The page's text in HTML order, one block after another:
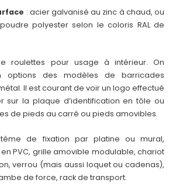
: acier galvanisé au zinc à chaud, ou
polyester selon le coloris RAL de
roulettes pour usage à intérieur. On
options des modèles de barricades
Il est courant de voir un logo effectué
sur la plaque d’identification en tôle ou
de pieds au carré ou pieds amovibles.
de fixation par platine ou mural,
PVC, grille amovible modulable, chariot
verrou (mais aussi loquet ou cadenas),
de force, rack de transport.